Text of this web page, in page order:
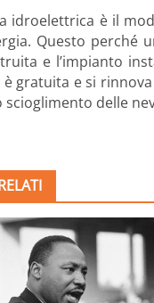
idroelettrica è il
Questo perché
e l’impianto
è gratuita e si
scioglimento delle